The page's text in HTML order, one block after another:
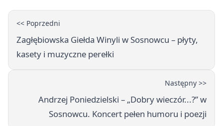
<< Poprzedni
Zagłębiowska Giełda Winyli w Sosnowcu – płyty,
kasety i muzyczne perełki
Następny >>
Andrzej Poniedzielski – „Dobry wieczór...?” w
Sosnowcu. Koncert pełen humoru i poezji